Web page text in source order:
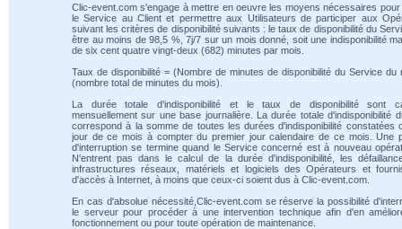
Clic-event.com s'engage à mettre en oeuvre les moyens nécessaires pour
le Service au Client et permettre aux Utilisateurs de participer aux
suivant les critères de disponibilité suivants : le taux de disponibilité du
être au moins de 98,5 %, 7j/7 sur un mois donné, soit une indisponibilité
de six cent quatre vingt-deux (682) minutes par mois.
Taux de disponibilité = (Nombre de minutes de disponibilité du Service du
(nombre total de minutes du mois).
La durée totale d'indisponibilité et le taux de disponibilité sont
mensuellement sur une base journalière. La durée totale d'indisponibilité
correspond à la somme de toutes les durées d'indisponibilité constatées
jour de ce mois à compter du premier jour calendaire de ce mois. Une
d'interruption se termine quand le Service concerné est à nouveau
N'entrent pas dans le calcul de la durée d'indisponibilité, les
infrastructures réseaux, matériels et logiciels des Opérateurs et
d'accès à Internet, à moins que ceux-ci soient dus à Clic-event.com.
En cas d'absolue nécessité,Clic-event.com se réserve la possibilité
le serveur pour procéder à une intervention technique afin d'en
fonctionnement ou pour toute opération de maintenance.